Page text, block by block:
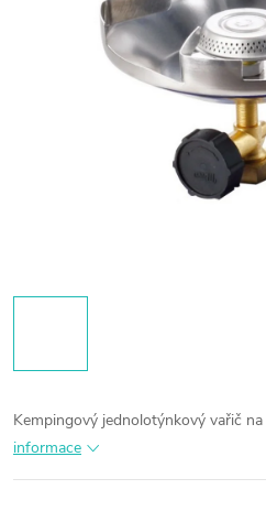
Kempingový jednolotýnkový vařič
informace